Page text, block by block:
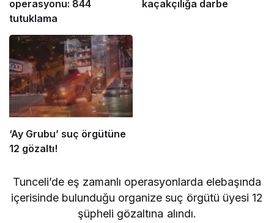
operasyonu: 844
tutuklama
kaçakçılığa darbe
‘Ay Grubu’ suç örgütüne
12 gözaltı!
Tunceli’de eş zamanlı operasyonlarda elebaşında
içerisinde bulunduğu organize suç örgütü üyesi 12
şüpheli gözaltına alındı.